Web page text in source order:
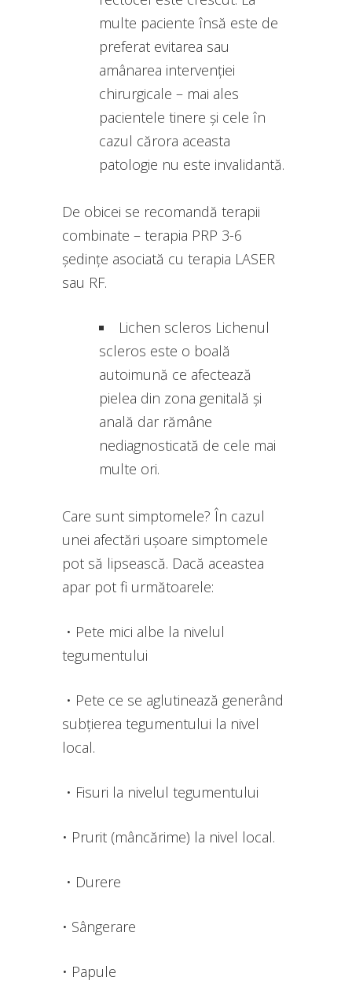
multe paciente însă este de
preferat evitarea sau
amânarea intervenției
chirurgicale – mai ales
pacientele tinere și cele în
cazul cărora aceasta
patologie nu este invalidantă.
De obicei se recomandă terapii
combinate – terapia PRP 3-6
ședințe asociată cu terapia LASER
sau RF.
Lichen scleros Lichenul
scleros este o boală
autoimună ce afectează
pielea din zona genitală și
anală dar rămâne
nediagnosticată de cele mai
multe ori.
Care sunt simptomele? În cazul
unei afectări ușoare simptomele
pot să lipsească. Dacă aceastea
apar pot fi următoarele:
• Pete mici albe la nivelul
tegumentului
• Pete ce se aglutinează generând
subțierea tegumentului la nivel
local.
• Fisuri la nivelul tegumentului
• Prurit (mâncărime) la nivel local.
• Durere
• Sângerare
• Papule